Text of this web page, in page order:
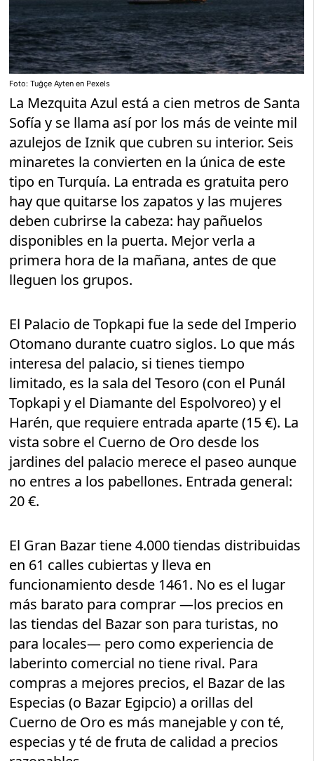
Foto: Tuğçe Ayten en Pexels
La Mezquita Azul está a cien metros de Santa
Sofía y se llama así por los más de veinte mil
azulejos de Iznik que cubren su interior. Seis
minaretes la convierten en la única de este
tipo en Turquía. La entrada es gratuita pero
hay que quitarse los zapatos y las mujeres
deben cubrirse la cabeza: hay pañuelos
disponibles en la puerta. Mejor verla a
primera hora de la mañana, antes de que
lleguen los grupos.
El Palacio de Topkapi fue la sede del Imperio
Otomano durante cuatro siglos. Lo que más
interesa del palacio, si tienes tiempo
limitado, es la sala del Tesoro (con el Punál
Topkapi y el Diamante del Espolvoreo) y el
Harén, que requiere entrada aparte (15 €). La
vista sobre el Cuerno de Oro desde los
jardines del palacio merece el paseo aunque
no entres a los pabellones. Entrada general:
20 €.
El Gran Bazar tiene 4.000 tiendas distribuidas
en 61 calles cubiertas y lleva en
funcionamiento desde 1461. No es el lugar
más barato para comprar —los precios en
las tiendas del Bazar son para turistas, no
para locales— pero como experiencia de
laberinto comercial no tiene rival. Para
compras a mejores precios, el Bazar de las
Especias (o Bazar Egipcio) a orillas del
Cuerno de Oro es más manejable y con té,
especias y té de fruta de calidad a precios